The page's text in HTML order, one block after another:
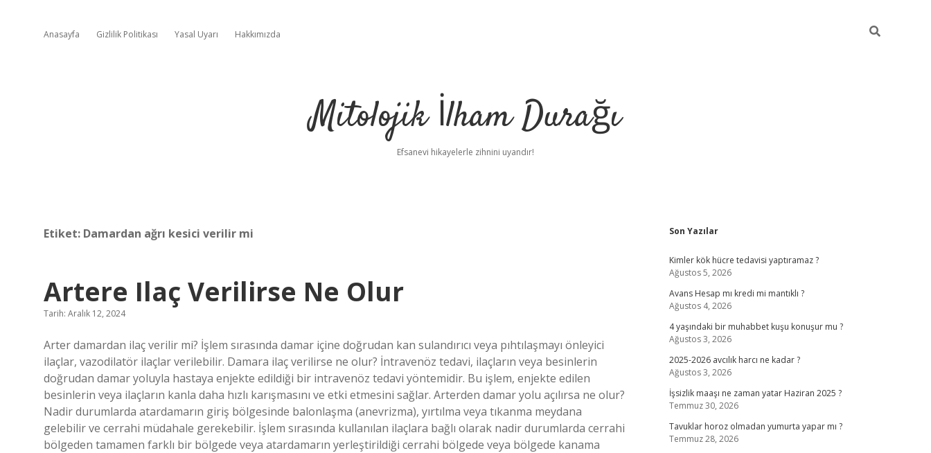
Anasayfa Gizlilik Politikası Yasal Uyarı Hakkımızda
Mitolojik İlham Durağı
Efsanevi hikayelerle zihnini uyandır!
Etiket: Damardan ağrı kesici verilir mi
Artere Ilaç Verilirse Ne Olur
Tarih: Aralık 12, 2024
Arter damardan ilaç verilir mi? İşlem sırasında damar içine doğrudan kan sulandırıcı veya pıhtılaşmayı önleyici
ilaçlar, vazodilatör ilaçlar verilebilir. Damara ilaç verilirse ne olur? İntravenöz tedavi, ilaçların veya besinlerin
doğrudan damar yoluyla hastaya enjekte edildiği bir intravenöz tedavi yöntemidir. Bu işlem, enjekte edilen
besinlerin veya ilaçların kanla daha hızlı karışmasını ve etki etmesini sağlar. Arterden damar yolu açılırsa ne olur?
Nadir durumlarda atardamarın giriş bölgesinde balonlaşma (anevrizma), yırtılma veya tıkanma meydana
gelebilir ve cerrahi müdahale gerekebilir. İşlem sırasında kullanılan ilaçlara bağlı olarak nadir durumlarda cerrahi
bölgeden tamamen farklı bir bölgede veya atardamarın yerleştirildiği cerrahi bölgede veya bölgede kanama
Sidebar
Son Yazılar
Kimler kök hücre tedavisi yaptıramaz ?
Ağustos 5, 2026
Avans Hesap mı kredi mi mantıklı ?
Ağustos 4, 2026
4 yaşındaki bir muhabbet kuşu konuşur mu ?
Ağustos 3, 2026
2025-2026 avcılık harcı ne kadar ?
Ağustos 3, 2026
İşsizlik maaşı ne zaman yatar Haziran 2025 ?
Temmuz 30, 2026
Tavuklar horoz olmadan yumurta yapar mı ?
Temmuz 28, 2026